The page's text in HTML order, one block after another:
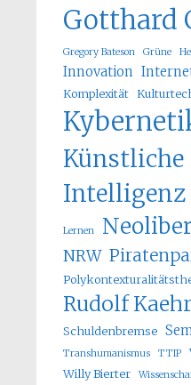
Gotthard
Gregory Bateson Grüne
Innovation
Komplexität
Künstliche
Intelligenz
Lernen
NRW
Rudolf Kaehr
Schuldenbremse
Transhumanismus
TTIP
Willy Bierter